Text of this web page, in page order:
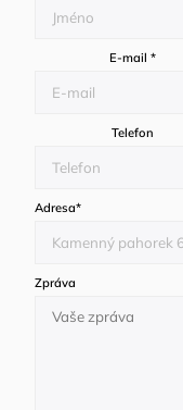
E-mail *
Telefon
Adresa*
Zpráva